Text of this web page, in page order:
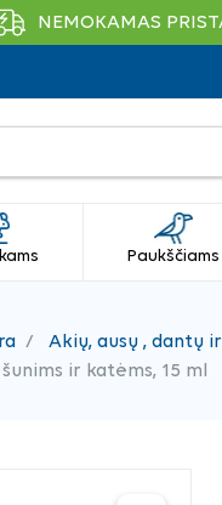
NEMOKAMAS
Paukščiams
Akių, ausų , dantų
ir katėms, 15 ml